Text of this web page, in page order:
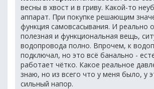
весны в хвост и в гриву. Какой-то
аппарат. При покупке решающим
функция самовсасывания. И реально
полезная и функциональная вещь,
водопровода полно. Впрочем, к
подключал, но это всё банально -
работает чётко. Какое реальное
знаю, но из всего что у меня было, у
сильный напор.